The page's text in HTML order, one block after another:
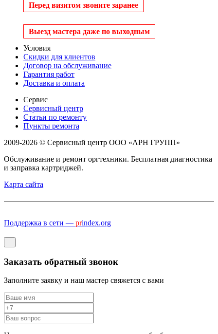
Перед визитом звоните заранее
Выезд мастера даже по выходным
Условия
Скидки для клиентов
Договор на обслуживание
Гарантия работ
Доставка и оплата
Сервис
Сервисный центр
Статьи по ремонту
Пункты ремонта
2009-2026 © Сервисный центр ООО «АРН ГРУПП»
Обслуживание и ремонт оргтехники. Бесплатная диагностика
и заправка картриджей.
Карта сайта
Поддержка в сети — prindex.org
Заказать обратный звонок
Заполните заявку и наш мастер свяжется с вами